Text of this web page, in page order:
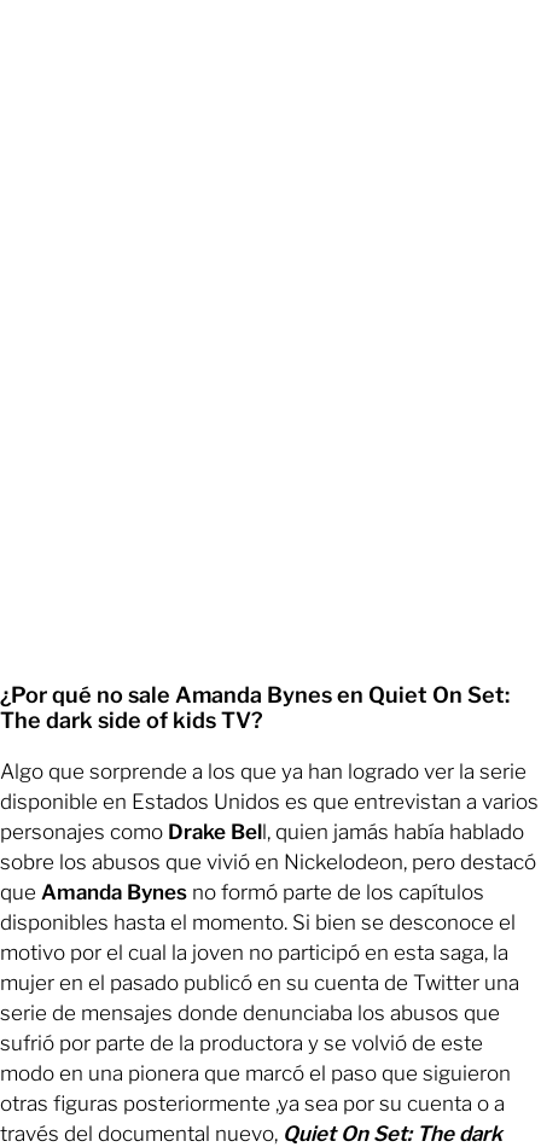
¿Por qué no sale Amanda Bynes en Quiet On Set:
The dark side of kids TV?
Algo que sorprende a los que ya han logrado ver la serie
disponible en Estados Unidos es que entrevistan a varios
personajes como Drake Bell, quien jamás había hablado
sobre los abusos que vivió en Nickelodeon, pero destacó
que Amanda Bynes no formó parte de los capítulos
disponibles hasta el momento. Si bien se desconoce el
motivo por el cual la joven no participó en esta saga, la
mujer en el pasado publicó en su cuenta de Twitter una
serie de mensajes donde denunciaba los abusos que
sufrió por parte de la productora y se volvió de este
modo en una pionera que marcó el paso que siguieron
otras figuras posteriormente ,ya sea por su cuenta o a
través del documental nuevo, Quiet On Set: The dark